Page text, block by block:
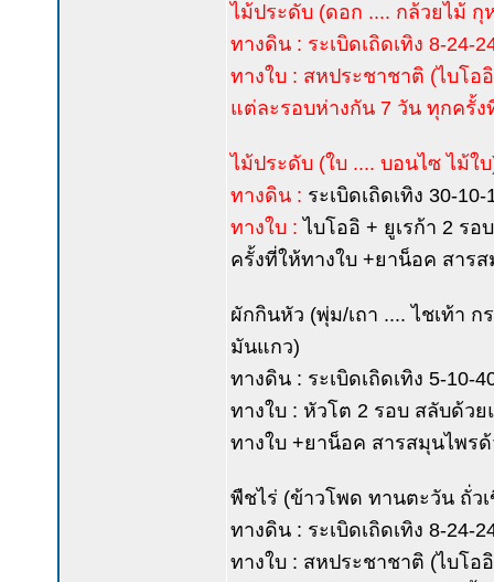
ไม้ประดับ (ดอก .... กล้วยไม้ กุ
ทางดิน : ระเบิดเถิดเทิง 8-
ทางใบ : สหประชาชาติ (ไบโอ
แต่ละรอบห่างกัน 7 วัน ทุกครั้
ไม้ประดับ (ใบ .... บอนไซ ไม้ใ
ทางดิน : ระเบิดเถิดเทิง 30-
ทางใบ : ไบโออิ + ยูเรก้า 2 ร
ครั้งที่ให้ทางใบ +ยาน็อค สาร
ผักกินหัว (พุ่ม/เถา .... ไชเท้า
มันแกว)
ทางดิน : ระเบิดเถิดเทิง 5-
ทางใบ : หัวโต 2 รอบ สลับด้ว
ทางใบ +ยาน็อค สารสมุนไพร
พืชไร่ (ข้าวโพด ทานตะวัน ถั่ว
ทางดิน : ระเบิดเถิดเทิง 8-
ทางใบ : สหประชาชาติ (ไบโอ